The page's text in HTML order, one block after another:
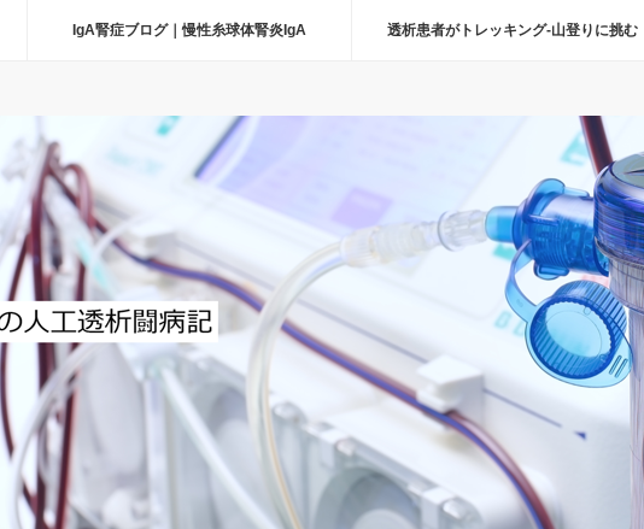
IgA腎症ブログ｜慢性糸球体腎炎IgA 透析患者がトレッキング-山登りに挑む